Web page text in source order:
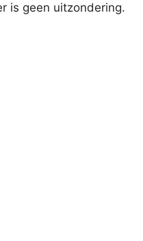
is geen uitzondering.